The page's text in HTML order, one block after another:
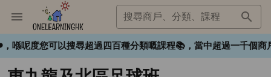
搜尋商戶、分類、課程
度您可以搜尋超過四百種分類嘅課程📚，當中超過一千個商